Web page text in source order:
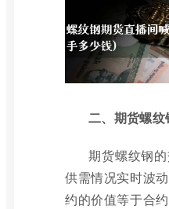
二、期货螺纹
期货螺纹钢
供需情况实时波
约的价值等于合